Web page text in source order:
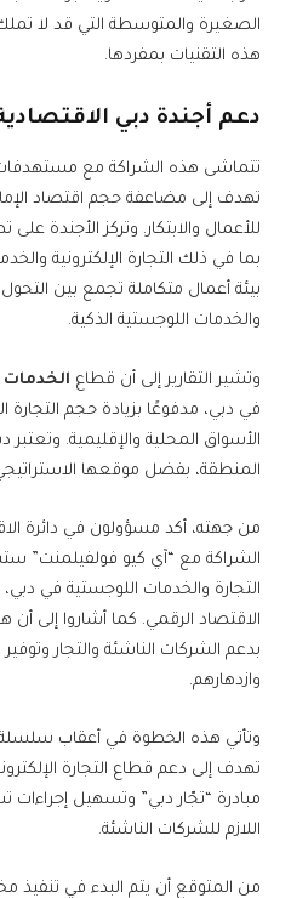
الصغيرة والمتوسطة التي قد لا تملك
هذه التقنيات بمفردها.
دعم أجندة دبي
تتماشى هذه الشراكة مع مستهدفات
تهدف إلى مضاعفة حجم اقتصاد
للأعمال والابتكار. وتركز الأجندة
بما في ذلك التجارة الإلكترونية
بيئة أعمال متكاملة تجمع بين التحول
والخدمات اللوجستية الذكية.
وتشير التقارير إلى أن قطاع
في دبي، مدفوعًا بزيادة حجم التجارة
الأسواق المحلية والإقليمية. وتعتبر
المنطقة، بفضل موقعها الاستراتيجي
من جهته، أكد مسؤولون في دائرة
الشراكة مع “آي كيو فولفيلمنت”
التجارة والخدمات اللوجستية في
الاقتصاد الرقمي. كما أشاروا إلى
بدعم الشركات الناشئة والتجار
وازدهارهم.
وتأتي هذه الخطوة في أعقاب سلسلة
تهدف إلى دعم قطاع التجارة
مبادرة “تجّار دبي” وتسهيل إجراءات
اللازم للشركات الناشئة.
من المتوقع أن يتم البدء في تنفيذ